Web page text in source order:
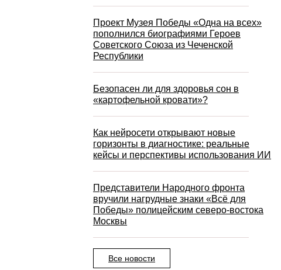
Проект Музея Победы «Одна на всех»
пополнился биографиями Героев
Советского Союза из Чеченской
Республики
Безопасен ли для здоровья сон в
«картофельной кровати»?
Как нейросети открывают новые
горизонты в диагностике: реальные
кейсы и перспективы использования ИИ
Представители Народного фронта
вручили нагрудные знаки «Всё для
Победы» полицейским северо-востока
Москвы
Все новости